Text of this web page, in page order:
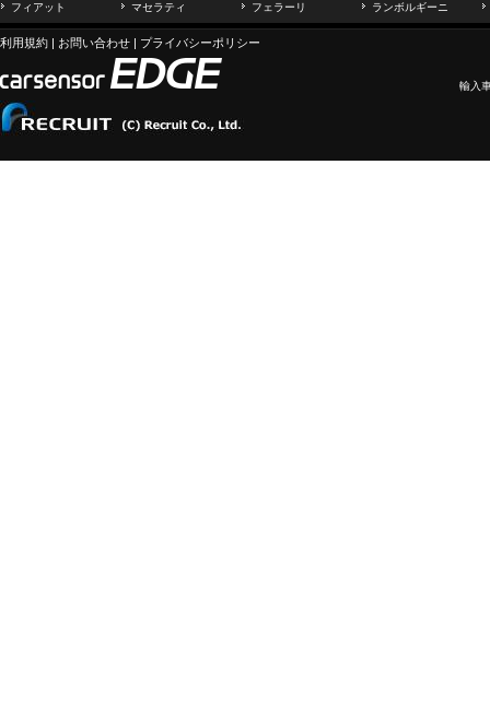
フィアット
マセラティ フェラーリ ランボルギーニ
利用規約 | お問い合わせ | プライバシーポリシー
輸入